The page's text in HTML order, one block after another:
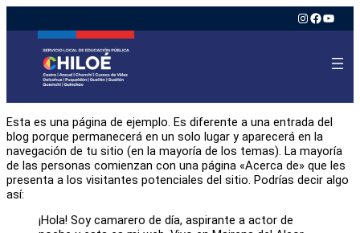
Instagram
Esta es una página de ejemplo. Es diferente a una entrada del
blog porque permanecerá en un solo lugar y aparecerá en la
navegación de tu sitio (en la mayoría de los temas). La mayoría
de las personas comienzan con una página «Acerca de» que les
presenta a los visitantes potenciales del sitio. Podrías decir algo
así:
¡Hola! Soy camarero de día, aspirante a actor de